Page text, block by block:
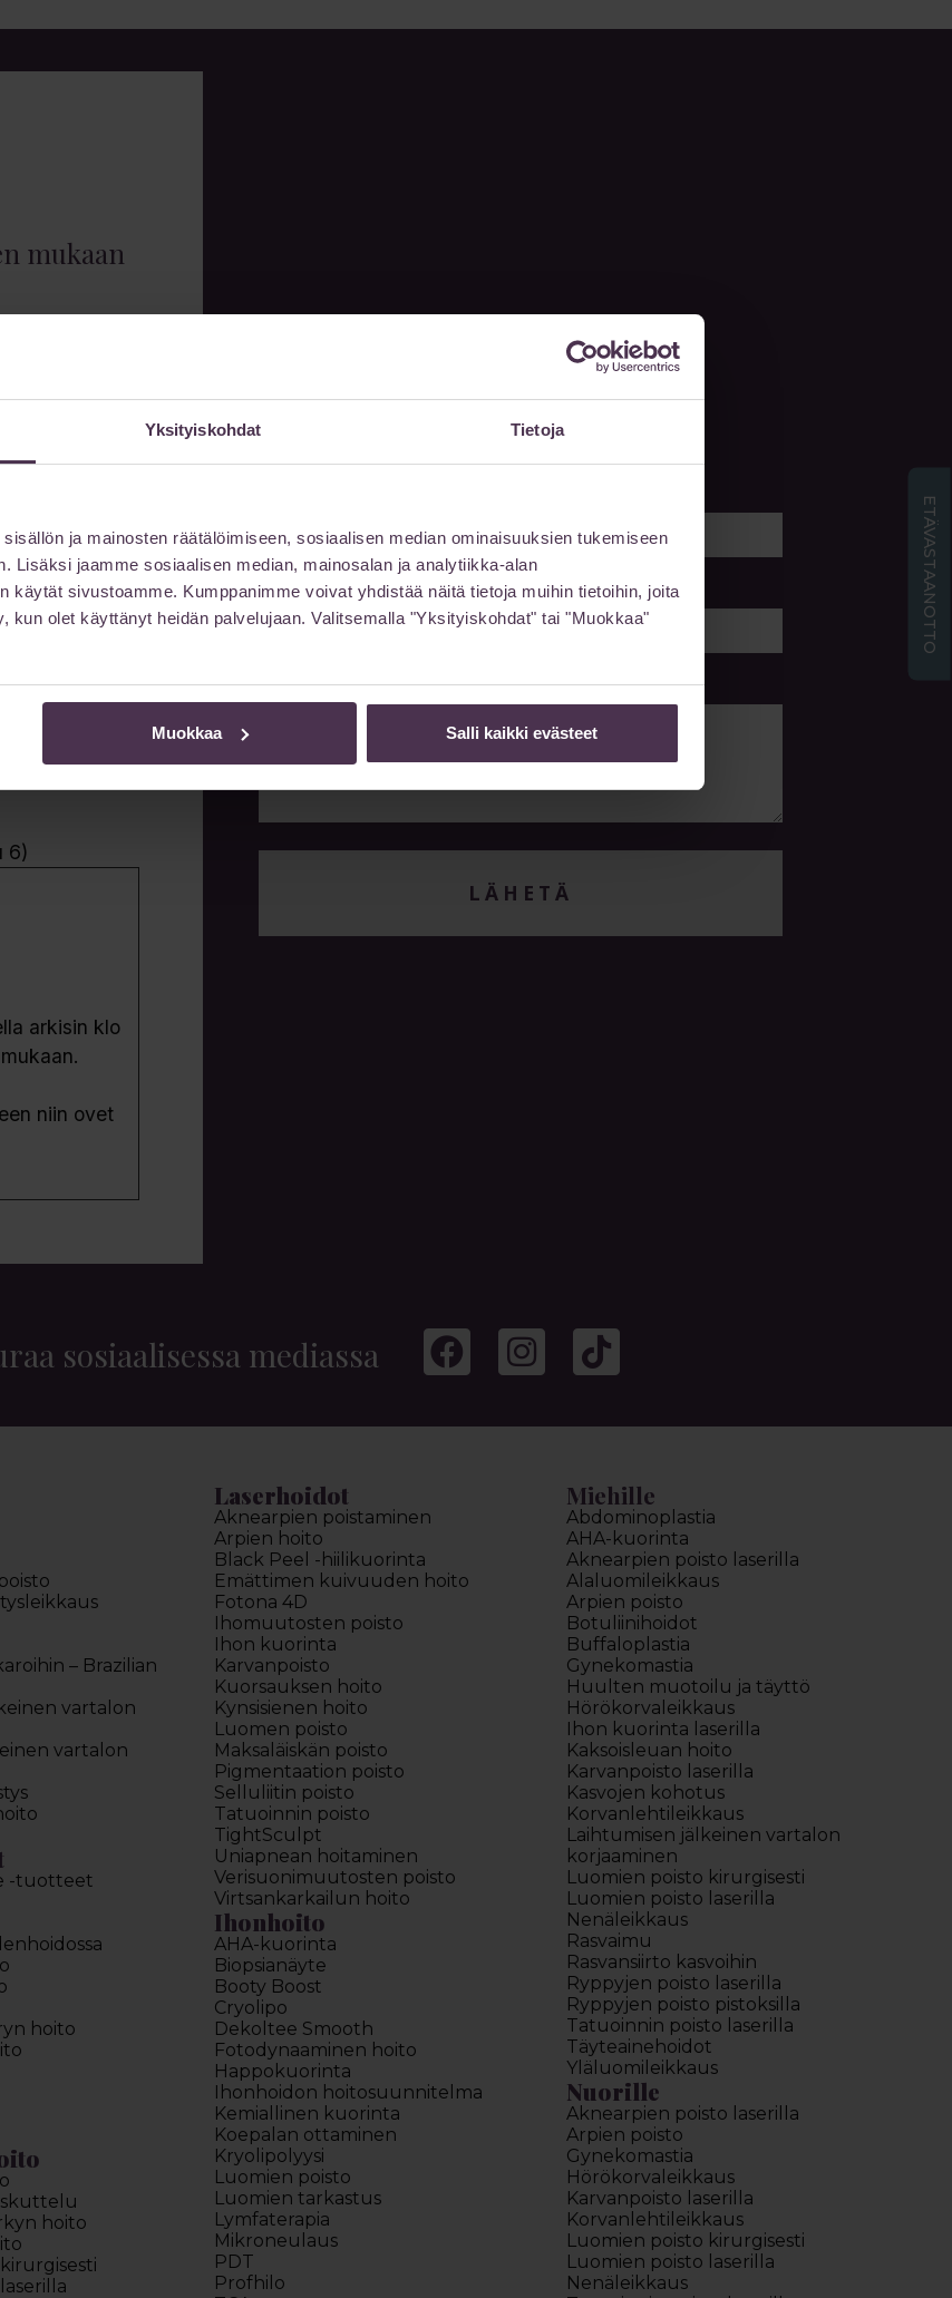
Yksityiskohdat Tietoja
ja mainosten räätälöimiseen, sosiaalisen median ominaisuuksien tukemiseen
Lisäksi jaamme sosiaalisen median, mainosalan ja analytiikka-alan
käytät sivustoamme. Kumppanimme voivat yhdistää näitä tietoja muihin tietoihin, joita
kun olet käyttänyt heidän palvelujaan. Valitsemalla "Yksityiskohdat" tai "Muokkaa"
Muokkaa Salli kaikki evästeet
mukaan
6)
arkisin klo
niin ovet
Jätä meille viesti
Sähköpostiosoite Puhelin
Viestisi
LÄHETÄ
sosiaalisessa mediassa
ETÄVASTAANOTTO
– Brazilian
vartalon
vartalon
-tuotteet
hoito
hoito
Laserhoidot
Aknearpien poistaminen
Arpien hoito
Black Peel -hiilikuorinta
Emättimen kuivuuden hoito
Fotona 4D
Ihomuutosten poisto
Ihon kuorinta
Karvanpoisto
Kuorsauksen hoito
Kynsisienen hoito
Luomen poisto
Maksaläiskän poisto
Pigmentaation poisto
Selluliitin poisto
Tatuoinnin poisto
TightSculpt
Uniapnean hoitaminen
Verisuonimuutosten poisto
Virtsankarkailun hoito
Ihonhoito
AHA-kuorinta
Biopsianäyte
Booty Boost
Cryolipo
Dekoltee Smooth
Fotodynaaminen hoito
Happokuorinta
Ihonhoidon hoitosuunnitelma
Kemiallinen kuorinta
Koepalan ottaminen
Kryolipolyysi
Luomien poisto
Luomien tarkastus
Lymfaterapia
Mikroneulaus
PDT
Profhilo
Miehille
Abdominoplastia
AHA-kuorinta
Aknearpien poisto laserilla
Alaluomileikkaus
Arpien poisto
Botuliinihoidot
Buffaloplastia
Gynekomastia
Huulten muotoilu ja täyttö
Hörökorvaleikkaus
Ihon kuorinta laserilla
Kaksoisleuan hoito
Karvanpoisto laserilla
Kasvojen kohotus
Korvanlehtileikkaus
Laihtumisen jälkeinen vartalon
korjaaminen
Luomien poisto kirurgisesti
Luomien poisto laserilla
Nenäleikkaus
Rasvaimu
Rasvansiirto kasvoihin
Ryppyjen poisto laserilla
Ryppyjen poisto pistoksilla
Tatuoinnin poisto laserilla
Täyteainehoidot
Yläluomileikkaus
Nuorille
Aknearpien poisto laserilla
Arpien poisto
Gynekomastia
Hörökorvaleikkaus
Karvanpoisto laserilla
Korvanlehtileikkaus
Luomien poisto kirurgisesti
Luomien poisto laserilla
Nenäleikkaus